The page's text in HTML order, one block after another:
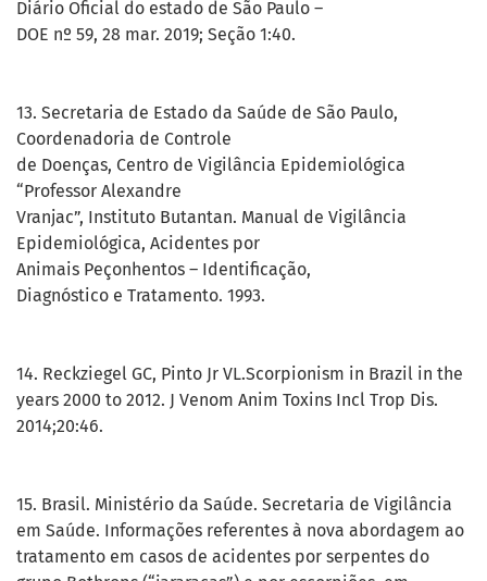
Diário Oficial do estado de São Paulo –
DOE nº 59, 28 mar. 2019; Seção 1:40.
13. Secretaria de Estado da Saúde de São Paulo,
Coordenadoria de Controle
de Doenças, Centro de Vigilância Epidemiológica
“Professor Alexandre
Vranjac”, Instituto Butantan. Manual de Vigilância
Epidemiológica, Acidentes por
Animais Peçonhentos – Identificação,
Diagnóstico e Tratamento. 1993.
14. Reckziegel GC, Pinto Jr VL.Scorpionism in Brazil in the
years 2000 to 2012. J Venom Anim Toxins Incl Trop Dis.
2014;20:46.
15. Brasil. Ministério da Saúde. Secretaria de Vigilância
em Saúde. Informações referentes à nova abordagem ao
tratamento em casos de acidentes por serpentes do